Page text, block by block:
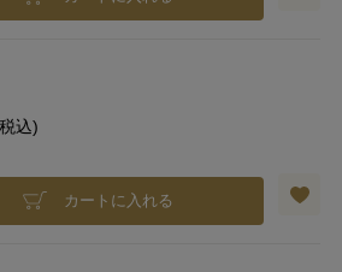
込)
カートに入れる